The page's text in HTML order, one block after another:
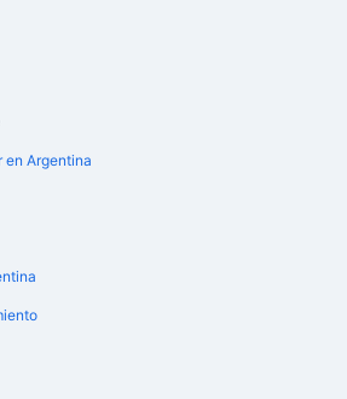
en Argentina